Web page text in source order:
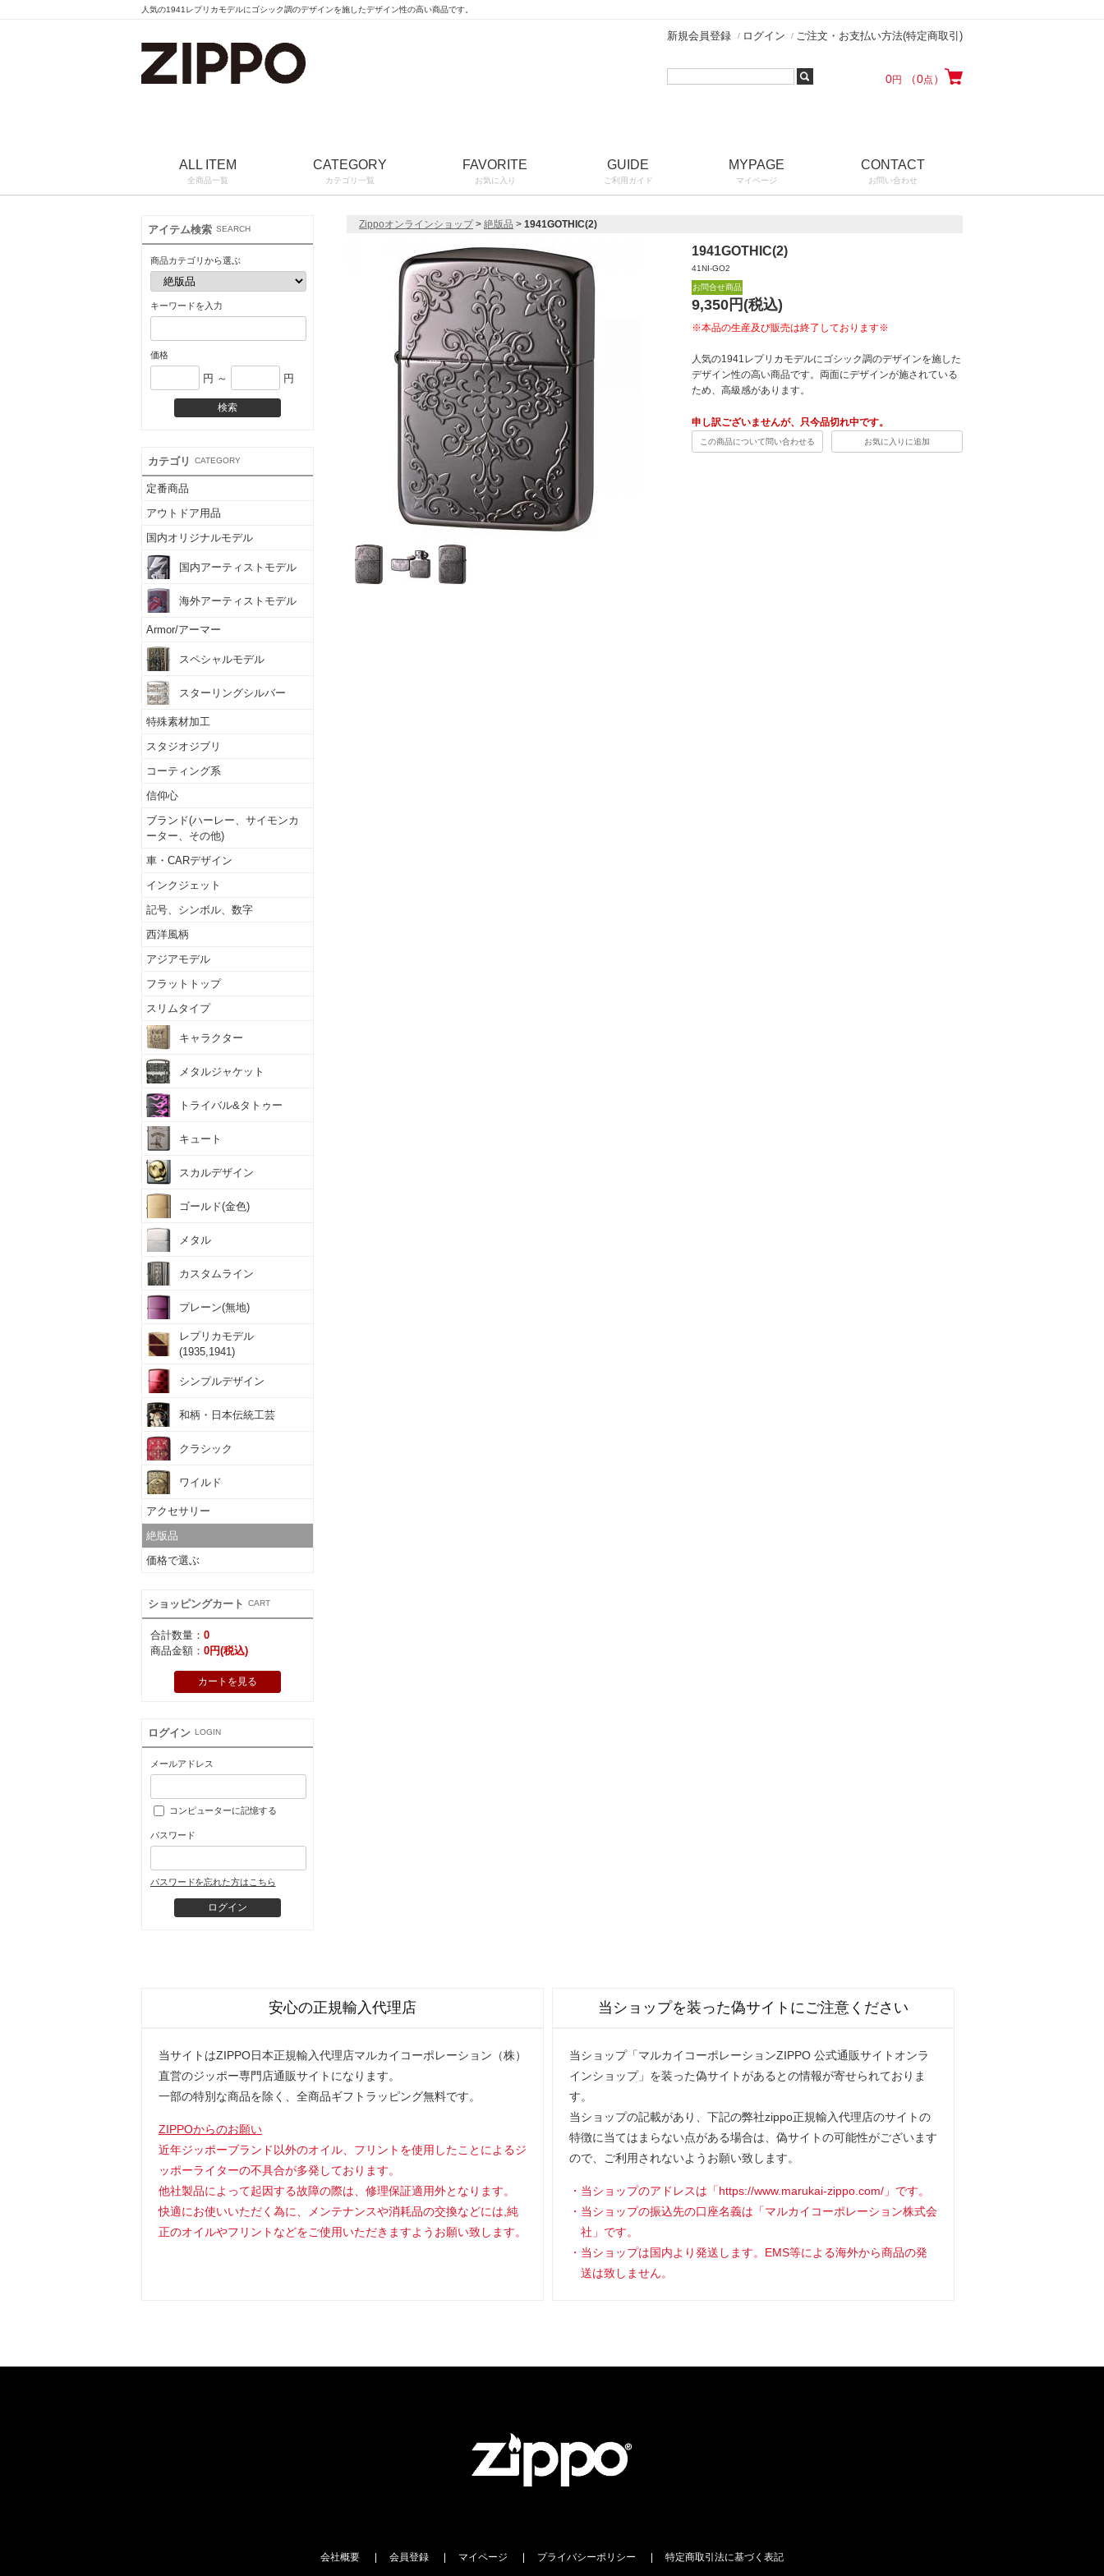
人気の1941レプリカモデルにゴシック調のデザインを施したデザイン性の高い商品です。
新規会員登録 ログイン ご注文・お支払い方法(特定商取引)
0円 （0点 ）
ALL ITEM
全商品一覧
CATEGORY
カテゴリ一覧
FAVORITE
お気に入り
GUIDE
ご利用ガイド
MYPAGE
マイページ
CONTACT
お問い合わせ
アイテム検索 SEARCH
商品カテゴリから選ぶ
キーワードを入力
価格
円 ～ 円
カテゴリ CATEGORY
定番商品
アウトドア用品
国内オリジナルモデル
国内アーティストモデル
海外アーティストモデル
Armor/アーマー
スペシャルモデル
スターリングシルバー
特殊素材加工
スタジオジブリ
コーティング系
信仰心
ブランド(ハーレー、サイモンカ
ーター、その他)
車・CARデザイン
インクジェット
記号、シンボル、数字
西洋風柄
アジアモデル
フラットトップ
スリムタイプ
キャラクター
メタルジャケット
トライバル&タトゥー
キュート
スカルデザイン
ゴールド(金色)
メタル
カスタムライン
プレーン(無地)
レプリカモデル
(1935,1941)
シンプルデザイン
和柄・日本伝統工芸
クラシック
ワイルド
アクセサリー
絶版品
価格で選ぶ
ショッピングカート CART
合計数量： 0
商品金額： 0円(税込)
カートを見る
ログイン LOGIN
メールアドレス
コンピューターに記憶する
パスワード
パスワードを忘れた方はこちら
Zippoオンラインショップ> 絶版品 > 1941GOTHIC(2)
1941GOTHIC(2)
41NI-GO2
お問合せ商品
9,350円(税込)
※本品の生産及び販売は終了しております※
人気の1941レプリカモデルにゴシック調のデザインを施した
デザイン性の高い商品です。両面にデザインが施されている
ため、高級感があります。
申し訳ございませんが、只今品切れ中です。
この商品について問い合わせる お気に入りに追加
安心の正規輸入代理店
当サイトはZIPPO日本正規輸入代理店マルカイコーポレーション（株）
直営のジッポー専門店通販サイトになります。
一部の特別な商品を除く、全商品ギフトラッピング無料です。
ZIPPOからのお願い
近年ジッポーブランド以外のオイル、フリントを使用したことによるジ
ッポーライターの不具合が多発しております。
他社製品によって起因する故障の際は、修理保証適用外となります。
快適にお使いいただく為に、メンテナンスや消耗品の交換などには,純
正のオイルやフリントなどをご使用いただきますようお願い致します。
当ショップを装った偽サイトにご注意ください
当ショップ「マルカイコーポレーションZIPPO 公式通販サイトオンラ
インショップ」を装った偽サイトがあるとの情報が寄せられておりま
す。
当ショップの記載があり、下記の弊社zippo正規輸入代理店のサイトの
特徴に当てはまらない点がある場合は、偽サイトの可能性がございます
ので、ご利用されないようお願い致します。
当ショップのアドレスは「https://www.marukai-zippo.com/」です。
当ショップの振込先の口座名義は「マルカイコーポレーション株式会
社」です。
当ショップは国内より発送します。EMS等による海外から商品の発
送は致しません。
会社概要 会員登録 マイページ プライバシーポリシー 特定商取引法に基づく表記